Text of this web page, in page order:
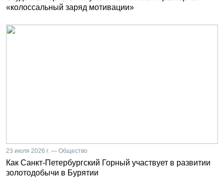
«колоссальный заряд мотивации»
23 июля 2026 г. — Общество
Как Санкт-Петербургский Горный участвует в развитии
золотодобычи в Бурятии